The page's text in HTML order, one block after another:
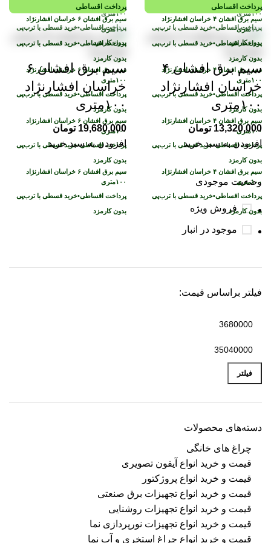
وضعیت موجودی
فروش ویژه
موجود در انبار
فیلتر براساس قیمت:
فیلتر
دسته‌های محصولات
چراغ های خانگی
قیمت و خرید انواع آیفون تصویری
قیمت و خرید انواع پروژکتور
قیمت و خرید انواع تجهیزات برق صنعتی
قیمت و خرید انواع تجهیزات روشنایی
قیمت و خرید انواع تجهیزات نورپردازی نما
قیمت و خرید انواع چراغ استخری و آب نما
پرداخت اقساطی•خرید قسطی با ترب‌پی
بدون کارمزد
پرداخت اقساطی•خرید قسطی با ترب‌پی
بدون کارمزد
پرداخت اقساطی
پرداخت اقساطی•خرید قسطی با ترب‌پی
بدون کارمزد
پرداخت اقساطی•خرید قسطی با ترب‌پی
بدون کارمزد
پرداخت اقساطی•خرید قسطی با ترب‌پی
بدون کارمزد
پرداخت اقساطی•خرید قسطی با ترب‌پی
بدون کارمزد
سیم برق افشان ۴
خراسان افشارنژاد
۱۰۰متری
13,320,000 تومان
افزودن به سبد خرید
پرداخت اقساطی
پرداخت اقساطی•خرید قسطی با ترب‌پی
بدون کارمزد
پرداخت اقساطی•خرید قسطی با ترب‌پی
بدون کارمزد
پرداخت اقساطی•خرید قسطی با ترب‌پی
بدون کارمزد
پرداخت اقساطی•خرید قسطی با ترب‌پی
بدون کارمزد
سیم برق افشان ۶
خراسان افشارنژاد
۱۰۰متری
19,680,000 تومان
افزودن به سبد خرید